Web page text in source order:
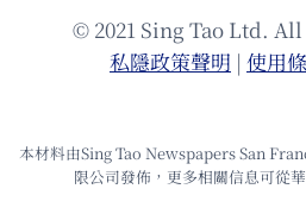
© 2021 Sing Tao Ltd.
私隱政策聲明 | 使⽤
本材料由Sing Tao Newspapers San
限公司發佈，更多相關信息可從